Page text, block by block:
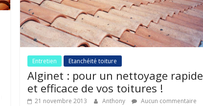
Entretien Etanchéité toiture
Alginet : pour un nettoyage rapide
et efficace de vos toitures !
21 novembre 2013 Anthony
Aucun commentaire